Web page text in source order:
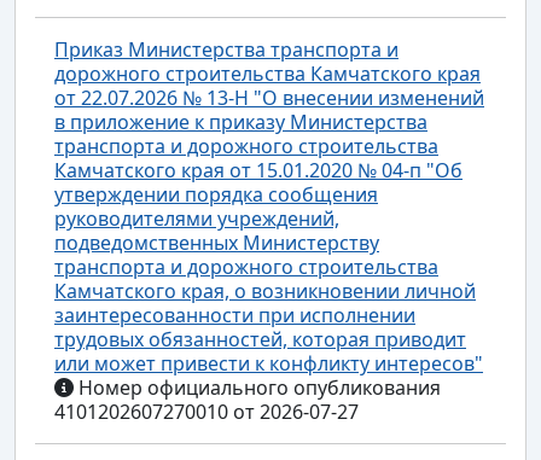
Приказ Министерства транспорта и
дорожного строительства Камчатского края
от 22.07.2026 № 13-Н "О внесении изменений
в приложение к приказу Министерства
транспорта и дорожного строительства
Камчатского края от 15.01.2020 № 04-п "Об
утверждении порядка сообщения
руководителями учреждений,
подведомственных Министерству
транспорта и дорожного строительства
Камчатского края, о возникновении личной
заинтересованности при исполнении
трудовых обязанностей, которая приводит
или может привести к конфликту интересов"
Номер официального опубликования
4101202607270010 от 2026-07-27